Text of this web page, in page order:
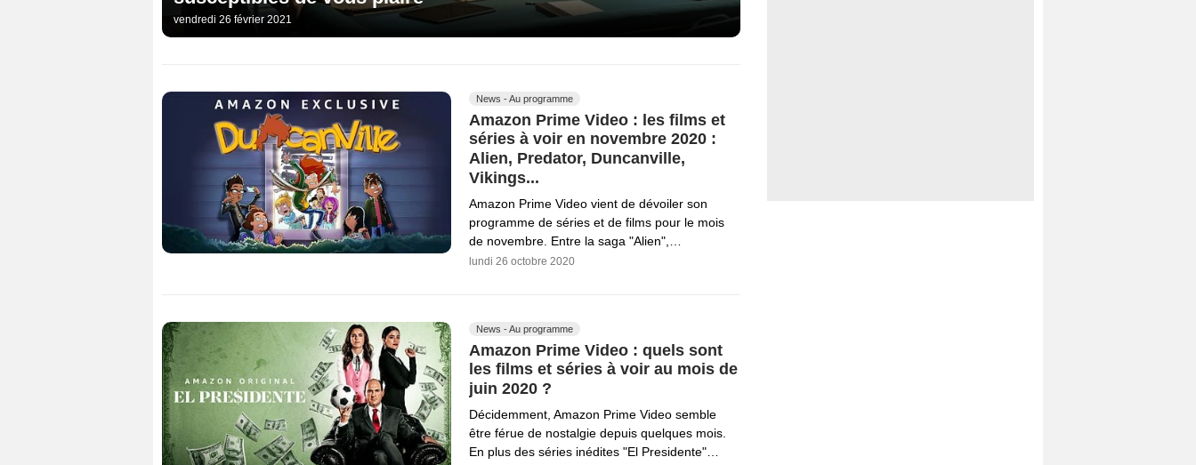
vendredi 26 février 2021
News - Au programme
Amazon Prime Video : les films et
séries à voir en novembre 2020 :
Alien, Predator, Duncanville,
Vikings...
Amazon Prime Video vient de dévoiler son
programme de séries et de films pour le mois
de novembre. Entre la saga "Alien",…
lundi 26 octobre 2020
News - Au programme
Amazon Prime Video : quels sont
les films et séries à voir au mois de
juin 2020 ?
Décidemment, Amazon Prime Video semble
être férue de nostalgie depuis quelques mois.
En plus des séries inédites "El Presidente"…